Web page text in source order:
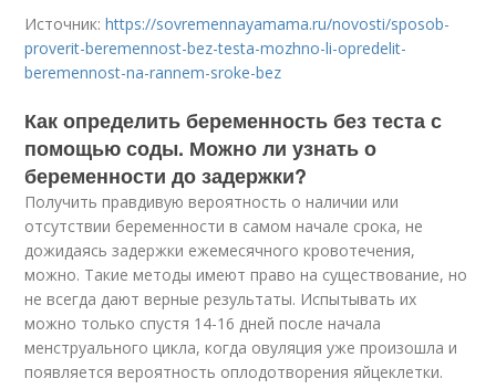
Источник:https://sovremennayamama.ru/novosti/sposob-
proverit-beremennost-bez-testa-mozhno-li-opredelit-
beremennost-na-rannem-sroke-bez
Как определить беременность без теста с
помощью соды. Можно ли узнать о
беременности до задержки?
Получить правдивую вероятность о наличии или
отсутствии беременности в самом начале срока, не
дожидаясь задержки ежемесячного кровотечения,
можно. Такие методы имеют право на существование, но
не всегда дают верные результаты. Испытывать их
можно только спустя 14-16 дней после начала
менструального цикла, когда овуляция уже произошла и
появляется вероятность оплодотворения яйцеклетки.